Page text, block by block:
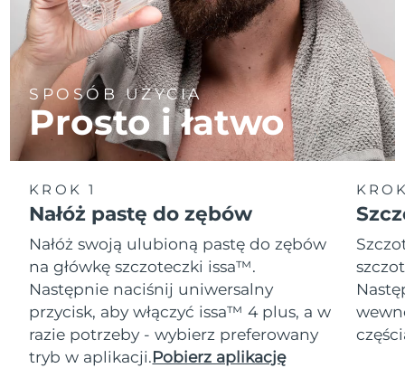
SPOSÓB UŻYCIA
Prosto i łatwo
KROK 1
Nałóż pastę do zębów
Nałóż swoją ulubioną pastę do zębów
na główkę szczoteczki issa™.
Następnie naciśnij uniwersalny
przycisk, aby włączyć issa™ 4 plus, a w
razie potrzeby - wybierz preferowany
tryb w aplikacji.Pobierz aplikację